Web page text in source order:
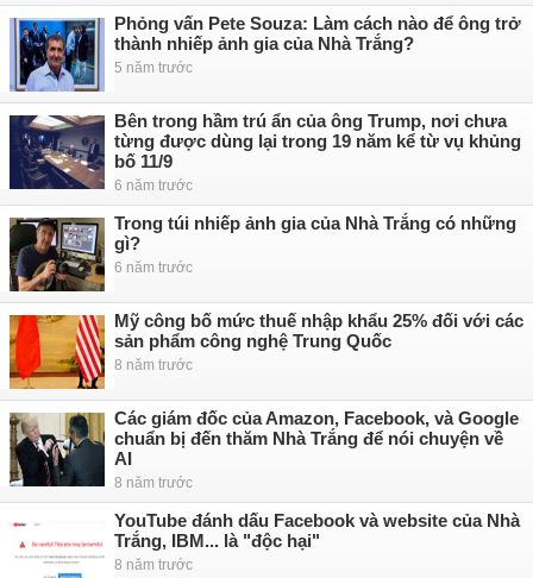
Phỏng vấn Pete Souza: Làm cách nào để ông trở
thành nhiếp ảnh gia của Nhà Trắng?
5 năm trước
Bên trong hầm trú ẩn của ông Trump, nơi chưa
từng được dùng lại trong 19 năm kể từ vụ khủng
bố 11/9
6 năm trước
Trong túi nhiếp ảnh gia của Nhà Trắng có những
gì?
6 năm trước
Mỹ công bố mức thuế nhập khẩu 25% đối với các
sản phẩm công nghệ Trung Quốc
8 năm trước
Các giám đốc của Amazon, Facebook, và Google
chuẩn bị đến thăm Nhà Trắng để nói chuyện về
AI
8 năm trước
YouTube đánh dấu Facebook và website của Nhà
Trắng, IBM... là "độc hại"
8 năm trước